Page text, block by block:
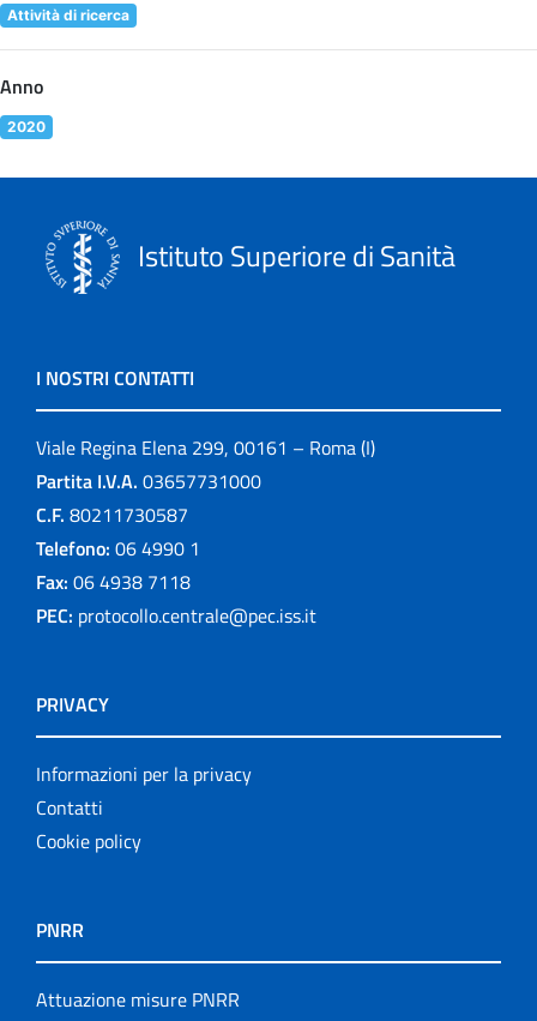
Attività di ricerca
Anno
2020
Istituto Superiore di Sanità
I NOSTRI CONTATTI
Viale Regina Elena 299, 00161 – Roma (I)
Partita I.V.A. 03657731000
C.F. 80211730587
Telefono: 06 4990 1
Fax: 06 4938 7118
PEC: protocollo.centrale@pec.iss.it
PRIVACY
Informazioni per la privacy
Contatti
Cookie policy
PNRR
Attuazione misure PNRR